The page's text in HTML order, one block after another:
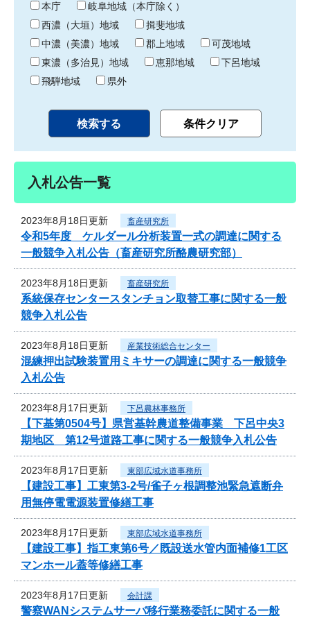
わ
り
本庁
岐阜地域（本庁除く）
西濃（大垣）地域
揖斐地域
中濃（美濃）地域
郡上地域
可茂地域
東濃（多治見）地域
恵那地域
下呂地域
飛騨地域
県外
入札公告一覧
2023年8月18日更新 畜産研究所
令和5年度 ケルダール分析装置一式の調達に関する
一般競争入札公告（畜産研究所酪農研究部）
2023年8月18日更新 畜産研究所
系統保存センタースタンチョン取替工事に関する一般
競争入札公告
2023年8月18日更新 産業技術総合センター
混練押出試験装置用ミキサーの調達に関する一般競争
入札公告
2023年8月17日更新 下呂農林事務所
【下基第0504号】県営基幹農道整備事業 下呂中央3
期地区 第12号道路工事に関する一般競争入札公告
2023年8月17日更新 東部広域水道事務所
【建設工事】工東第3-2号/雀子ヶ根調整池緊急遮断弁
用無停電電源装置修繕工事
2023年8月17日更新 東部広域水道事務所
【建設工事】指工東第6号／既設送水管内面補修1工区
マンホール蓋等修繕工事
2023年8月17日更新 会計課
警察WANシステムサーバ移行業務委託に関する一般